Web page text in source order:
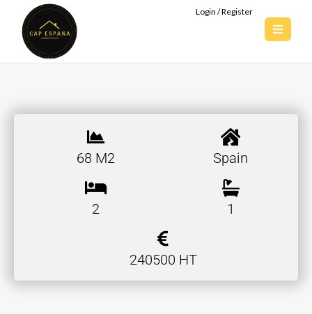
Login / Register
68 M2 Spain
2 1
240500 HT